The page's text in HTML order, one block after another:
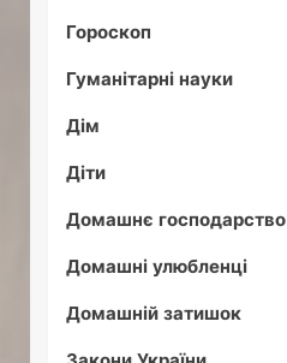
Гороскоп
Гуманітарні науки
Дім
Діти
Домашнє господарство
Домашні улюбленці
Домашній затишок